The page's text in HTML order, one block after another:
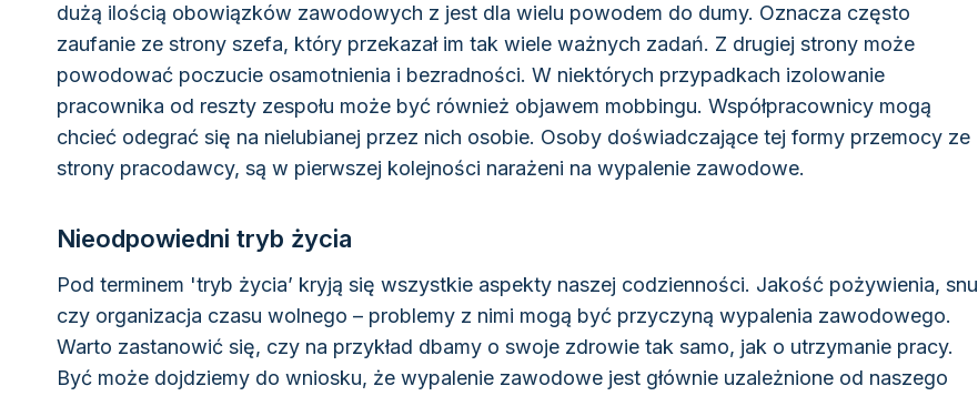
dużą ilością obowiązków zawodowych z jest dla wielu powodem do dumy. Oznacza często
zaufanie ze strony szefa, który przekazał im tak wiele ważnych zadań. Z drugiej strony może
powodować poczucie osamotnienia i bezradności. W niektórych przypadkach izolowanie
pracownika od reszty zespołu może być również objawem mobbingu. Współpracownicy mogą
chcieć odegrać się na nielubianej przez nich osobie. Osoby doświadczające tej formy przemocy ze
strony pracodawcy, są w pierwszej kolejności narażeni na wypalenie zawodowe.
Nieodpowiedni tryb życia
Pod terminem 'tryb życia’ kryją się wszystkie aspekty naszej codzienności. Jakość pożywienia, snu
czy organizacja czasu wolnego – problemy z nimi mogą być przyczyną wypalenia zawodowego.
Warto zastanowić się, czy na przykład dbamy o swoje zdrowie tak samo, jak o utrzymanie pracy.
Być może dojdziemy do wniosku, że wypalenie zawodowe jest głównie uzależnione od naszego